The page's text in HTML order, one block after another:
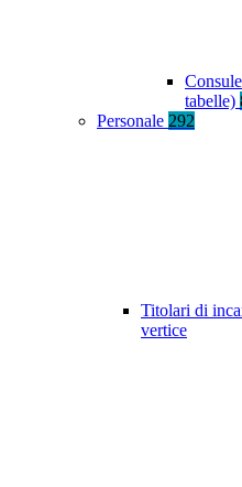
tabelle)
Personale 292
Titolari di
vertice